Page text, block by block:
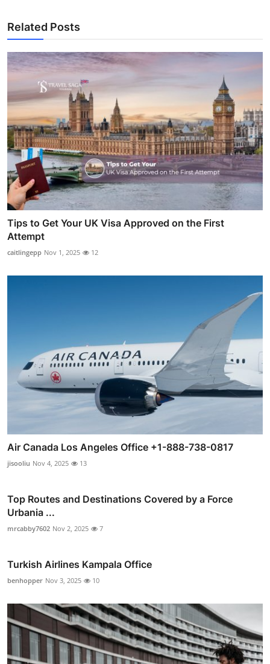
Related Posts
Tips to Get Your UK Visa Approved on the First
Attempt
caitlingepp Nov 1, 2025 12
Air Canada Los Angeles Office +1-888-738-0817
jisooliu Nov 4, 2025 13
Top Routes and Destinations Covered by a Force
Urbania ...
mrcabby7602 Nov 2, 2025 7
Turkish Airlines Kampala Office
benhopper Nov 3, 2025 10